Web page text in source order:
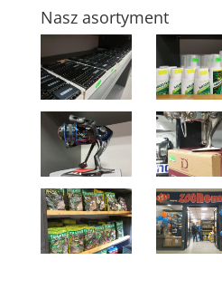
Nasz asortyment